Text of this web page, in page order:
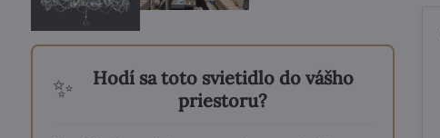
✨
Hodí sa toto svietidlo do vášho
priestoru?